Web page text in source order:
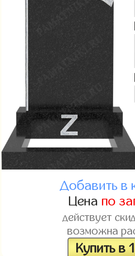
Добавить в
Цена по
действует
возможна
Купить в